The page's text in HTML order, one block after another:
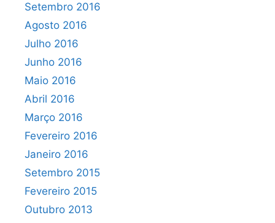
Setembro 2016
Agosto 2016
Julho 2016
Junho 2016
Maio 2016
Abril 2016
Março 2016
Fevereiro 2016
Janeiro 2016
Setembro 2015
Fevereiro 2015
Outubro 2013